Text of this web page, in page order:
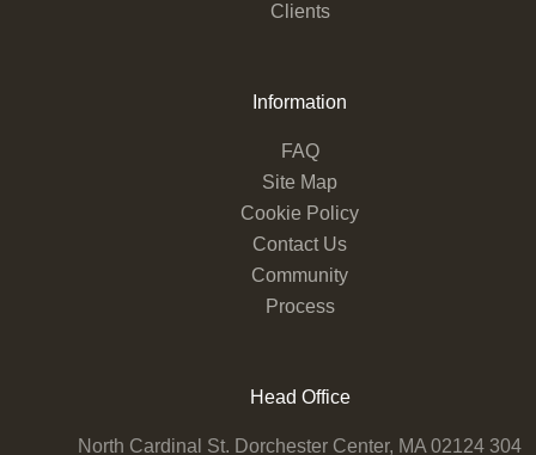
Clients
Information
FAQ
Site Map
Cookie Policy
Contact Us
Community
Process
Head Office
304 North Cardinal St. Dorchester Center, MA 02124